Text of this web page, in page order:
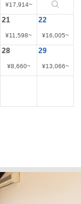
¥17,914~
21
¥11,598~
22
¥16,005~
28
¥8,660~
29
¥13,066~